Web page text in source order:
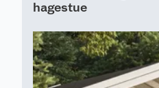
hagestue